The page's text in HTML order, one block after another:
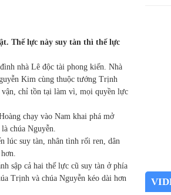
Thế lực này suy tàn thì thế lực
nhà Lê độc tài phong kiến. Nhà
Kim cùng thuộc tướng Trịnh
chỉ tồn tại làm vì, mọi quyền lực
chạy vào Nam khai phá mở
chúa Nguyễn.
lúc suy tàn, nhân tình rối ren, dân
sập cả hai thế lực cũ suy tàn ở phía
Trịnh và chúa Nguyễn kéo dài hơn